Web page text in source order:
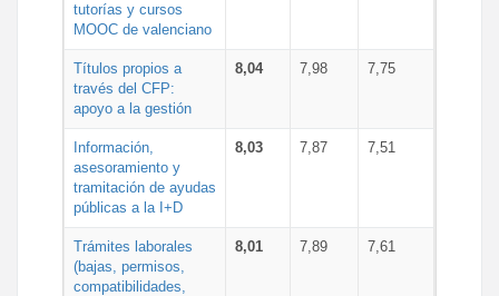
tutorías y cursos
MOOC de valenciano
Títulos propios a
través del CFP:
apoyo a la gestión
8,04 7,98 7,75
Información,
asesoramiento y
tramitación de ayudas
públicas a la I+D
8,03 7,87 7,51
Trámites laborales
(bajas, permisos,
compatibilidades,
8,01 7,89 7,61